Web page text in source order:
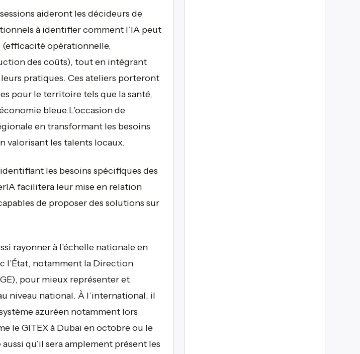
aideront les décideurs de
à identifier comment l’IA peut
(efficacité opérationnelle,
des coûts), tout en intégrant
pratiques. Ces ateliers porteront
pour le territoire tels que la santé,
bleue.L’occasion de
en transformant les besoins
valorisant les talents locaux.
les besoins spécifiques des
facilitera leur mise en relation
de proposer des solutions sur
rayonner à l’échelle nationale en
l’État, notamment la Direction
pour mieux représenter et
niveau national. À l’international, il
azuréen notamment lors
le GITEX à Dubaï en octobre ou le
qu’il sera amplement présent les